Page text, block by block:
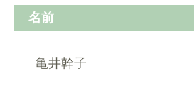
名前
亀井幹子